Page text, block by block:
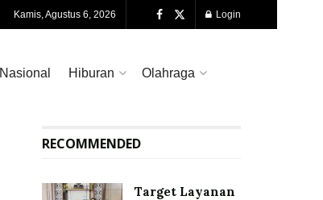
Kamis, Agustus 6, 2026 Login
Nasional Hiburan Olahraga
RECOMMENDED
Target Layanan